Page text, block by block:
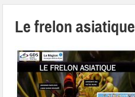
Le frelon asiatique